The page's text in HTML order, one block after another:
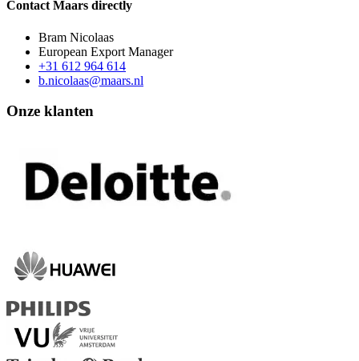
Contact Maars directly
Bram Nicolaas
European Export Manager
+31 612 964 614
b.nicolaas@maars.nl
Onze klanten